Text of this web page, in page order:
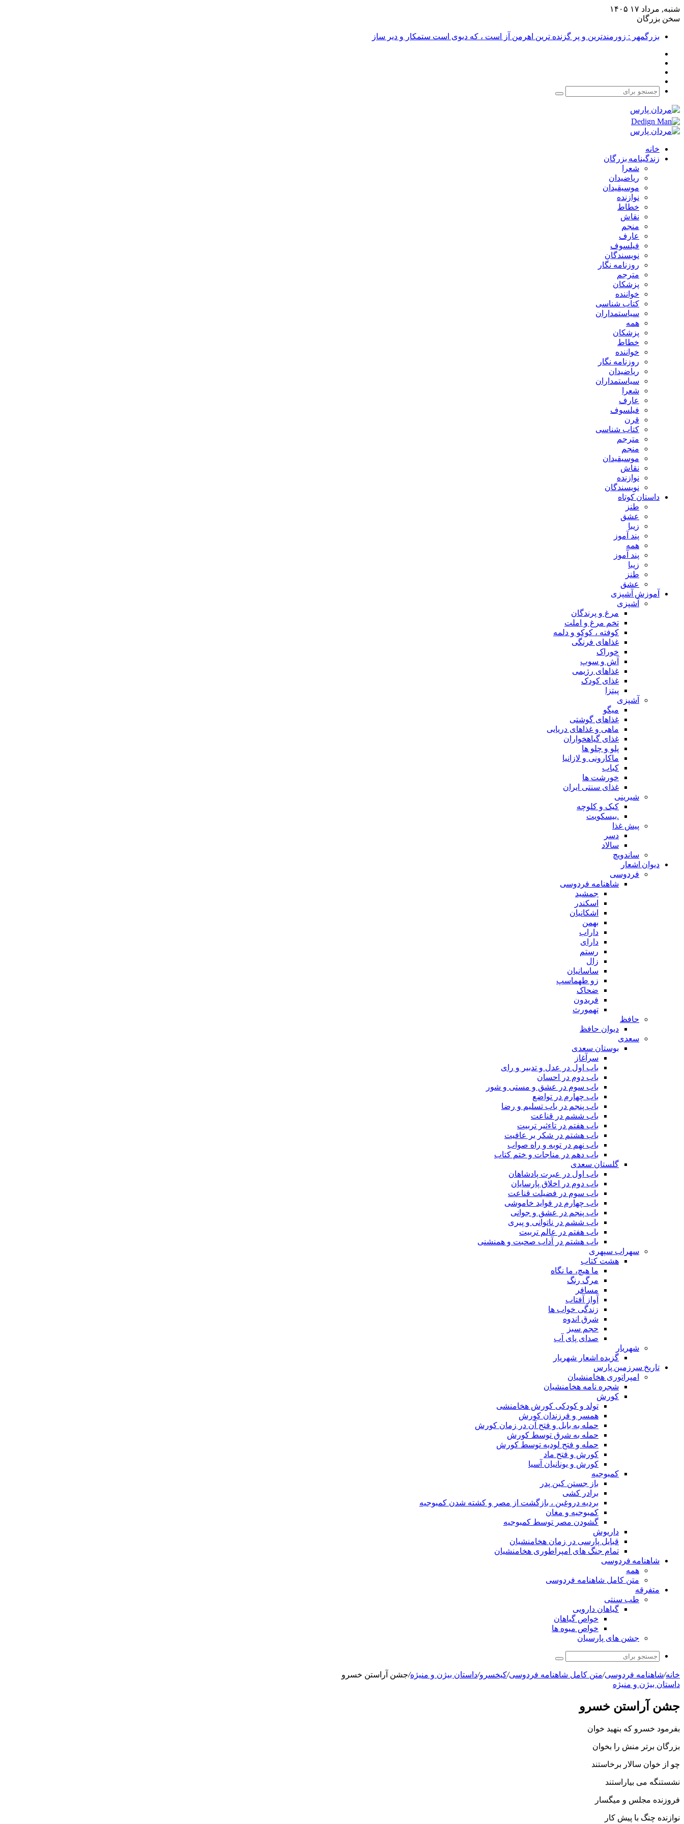
شنبه, مرداد ۱۷ ۱۴۰۵
سخن بزرگان
بزرگمهر : زورمندترین و پر گزنده ترین اهرمن آز است ، که دیوی است ستمکار و دیر ساز
جستجو
خانه
زندگینامه بزرگان
شعرا
ریاضیدان
موسیقیدان
نوازنده
خطاط
نقاش
منجم
عارف
فیلسوف
نویسندگان
روزنامه نگار
مترجم
پزشکان
خواننده
کتاب شناسی
سیاستمداران
همه
پزشکان
خطاط
خواننده
روزنامه نگار
ریاضیدان
سیاستمداران
شعرا
عارف
فیلسوف
قرن
کتاب شناسی
مترجم
منجم
موسیقیدان
نقاش
نوازنده
نویسندگان
داستان کوتاه
طنز
عشق
زیبا
پند آموز
همه
پند آموز
زیبا
طنز
عشق
آموزش آشپزی
آشپزی
مرغ و پرندگان
تخم مرغ و املت
کوفته ، کوکو و دلمه
غذاهای فرنگی
خوراک
آش و سوپ
غذاهای رژیمی
غذای کودک
پیتزا
آشپزی
میگو
غذاهای گوشتی
ماهی و غذاهای دریایی
غذای گیاهخواران
پلو و چلو ها
ماکارونی و لازانیا
کباب
خورشت ها
غذای سنتی ایران
شیرینی
کیک و کلوچه
.بیسکویت
پیش غذا
دسر
سالاد
ساندویچ
دیوان اشعار
فردوسی
شاهنامه فردوسی
جمشید
اسکندر
اشکانیان
بهمن
داراب
دارای
رستم
زال
ساسانیان
زو طهماسپ‏
ضحاک
فریدون
تهمورث
حافظ
دیوان حافظ
سعدی
بوستان سعدی
سرآغاز
باب اول در عدل و تدبیر و رای
باب دوم در احسان
باب سوم در عشق و مستی و شور
باب چهارم در تواضع
باب پنجم در باب تسلیم و رضا
باب ششم در قناعت
باب هفتم در تاءثیر تربیت
باب هشتم در شکر بر عافیت
باب نهم در توبه و راه صواب
باب دهم در مناجات و ختم کتاب
گلستان سعدی
باب اول در عبرت پادشاهان
باب دوم در اخلاق پارسایان
باب سوم در فضیلت قناعت
باب چهارم در فواید خاموشى
باب پنجم در عشق و جوانى
باب ششم در ناتوانى و پیرى
باب هفتم در عالم تربیت
باب هشتم در آداب صحبت و همنشنى
سهراب سپهری
هشت کتاب
ما هیچ، ما نگاه
مرگ رنگ
مسافر
آواز آفتاب
زندگی خواب ها
شرق اندوه
حجم سبز
صدای پای آب
شهریار
گزیده اشعار شهریار
تاریخ سرزمین پارس
امپراتوری هخامنشیان
شجره نامه هخامنشیان
کورش
تولد و کودکی کورش هخامنشی
همسر و فرزندان کورش
حمله به بابل و فتح آن در زمان کورش
حمله به شرق توسط کورش
حمله و فتح لودیه توسط کورش
کورش و فتح ماد
کورش و یونانیان آسیا
کمبوجیه
باز جستن کین پدر
برادر کشی
بردیه دروغین ، بازگشت از مصر و کشته شدن کمبوجیه
کمبوجیه و مغان
گشودن مصر توسط کمبوجیه
داریوش
قبایل پارسی در زمان هخامنشیان
تمام جنگ های امپراطوری هخامنشیان
شاهنامه فردوسی
همه
متن کامل شاهنامه فردوسی
متفرقه
طب سنتی
گیاهان دارویی
خواص گیاهان
خواص میوه ها
جشن های پارسیان
جستجو
برای
خانه/شاهنامه فردوسی/متن کامل شاهنامه فردوسی/کیخسرو/داستان بیژن و منیژه/جشن آراستن خسرو
داستان بیژن و منیژه
جشن آراستن خسرو
بفرمود خسرو که بنهید خوان
بزرگان برتر منش را بخوان‏
چو از خوان سالار برخاستند
نشستنگه مى بیاراستند
فروزنده مجلس و میگسار
نوازنده چنگ با پیش کار